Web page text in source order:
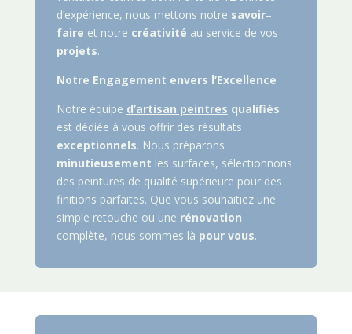
d’expérience, nous mettons notre savoir–
faire et notre créativité au service de vos
projets.
Notre Engagement envers l’Excellence
Notre équipe d’artisan peintres qualifiés
est dédiée à vous offrir des résultats
exceptionnels. Nous préparons
minutieusement les surfaces, sélectionnons
des peintures de qualité supérieure pour des
finitions parfaites. Que vous souhaitiez une
simple retouche ou une rénovation
complète, nous sommes là pour vous.